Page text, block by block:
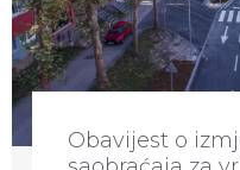
Obavijest o